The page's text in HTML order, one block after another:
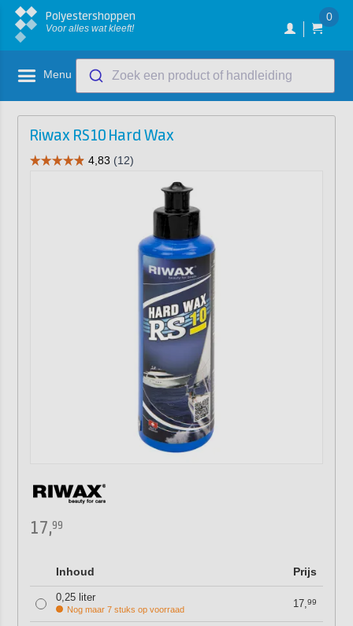
Polyestershoppen
Voor alles wat kleeft!
0
Menu Zoek een product of handleiding
Riwax RS10 Hard Wax
17,99
Inhoud Prijs
0,25 liter
Nog maar 7 stuks op voorraad 17,99